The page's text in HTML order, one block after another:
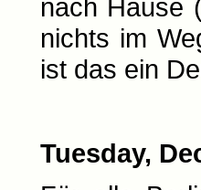
nach Hause
nichts im
ist das ein
Tuesday,